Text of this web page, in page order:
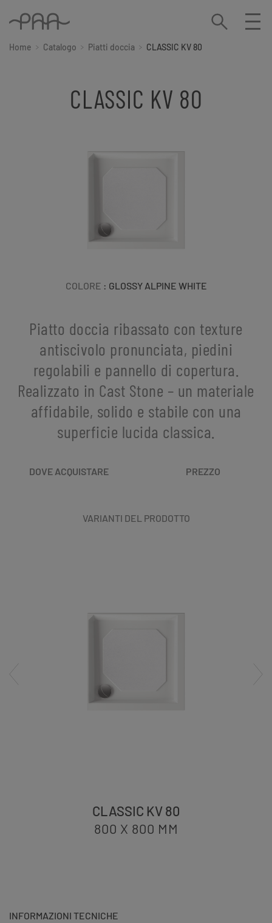
Home Catalogo Piatti doccia CLASSIC KV 80
CLASSIC KV 80
COLORE : GLOSSY ALPINE WHITE
Piatto doccia ribassato con texture
antiscivolo pronunciata, piedini
regolabili e pannello di copertura.
Realizzato in Cast Stone – un materiale
affidabile, solido e stabile con una
superficie lucida classica.
DOVE ACQUISTARE PREZZO
VARIANTI DEL PRODOTTO
CLASSIC KV 80
800 X 800 MM
INFORMAZIONI TECNICHE